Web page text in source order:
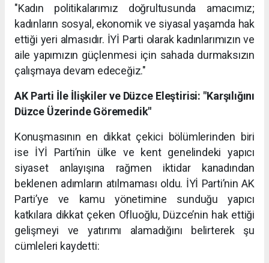
"Kadın politikalarımız doğrultusunda amacımız;
kadınların sosyal, ekonomik ve siyasal yaşamda hak
ettiği yeri almasıdır. İYİ Parti olarak kadınlarımızın ve
aile yapımızın güçlenmesi için sahada durmaksızın
çalışmaya devam edeceğiz."
AK Parti İle İlişkiler ve Düzce Eleştirisi: "Karşılığını
Düzce Üzerinde Göremedik"
Konuşmasının en dikkat çekici bölümlerinden biri
ise İYİ Parti’nin ülke ve kent genelindeki yapıcı
siyaset anlayışına rağmen iktidar kanadından
beklenen adımların atılmaması oldu. İYİ Parti’nin AK
Parti’ye ve kamu yönetimine sunduğu yapıcı
katkılara dikkat çeken Ofluoğlu, Düzce’nin hak ettiği
gelişmeyi ve yatırımı alamadığını belirterek şu
cümleleri kaydetti: